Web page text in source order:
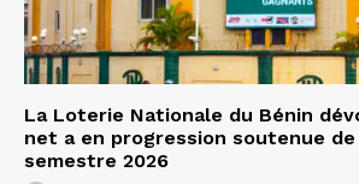
La Loterie Nationale du Bénin
net a en progression soutenue
semestre 2026